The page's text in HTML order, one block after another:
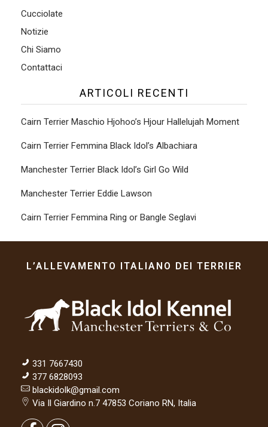
Cucciolate
Notizie
Chi Siamo
Contattaci
ARTICOLI RECENTI
Cairn Terrier Maschio Hjohoo’s Hjour Hallelujah Moment
Cairn Terrier Femmina Black Idol’s Albachiara
Manchester Terrier Black Idol’s Girl Go Wild
Manchester Terrier Eddie Lawson
Cairn Terrier Femmina Ring or Bangle Seglavi
L’ALLEVAMENTO ITALIANO DEI TERRIER
331 7667430
377 6828093
blackidolk@gmail.com
Via Il Giardino n.7 47853 Coriano RN, Italia